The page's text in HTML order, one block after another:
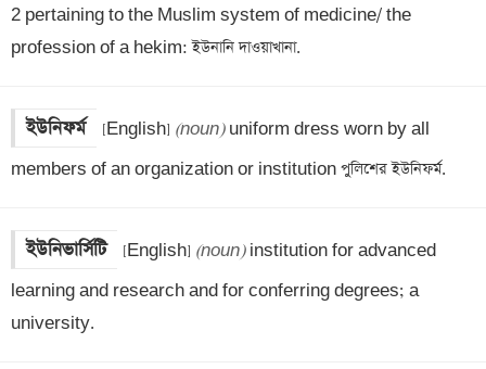
2 pertaining to the Muslim system of medicine/ the
profession of a hekim: ইউনানি দাওয়াখানা.
ইউনিফর্ম [English] (noun) uniform dress worn by all
members of an organization or institution পুলিশের ইউনিফর্ম.
ইউনিভার্সিটি [English] (noun) institution for advanced
learning and research and for conferring degrees; a
university.